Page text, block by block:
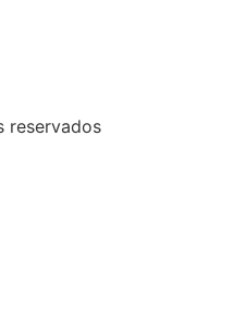
reservados